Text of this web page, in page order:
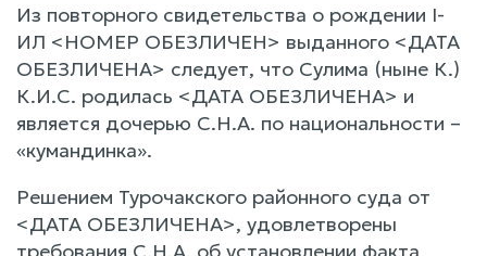
Из повторного свидетельства о рождении I-
ИЛ <НОМЕР ОБЕЗЛИЧЕН> выданного <ДАТА
ОБЕЗЛИЧЕНА> следует, что Сулима (ныне К.)
К.И.С. родилась <ДАТА ОБЕЗЛИЧЕНА> и
является дочерью С.Н.А. по национальности –
«кумандинка».
Решением Турочакского районного суда от
<ДАТА ОБЕЗЛИЧЕНА>, удовлетворены
требования С.Н.А. об установлении факта